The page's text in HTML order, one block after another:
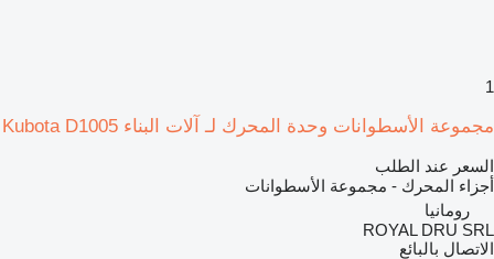
1
مجموعة الأسطوانات وحدة المحرك لـ آلات البناء Kubota D1005
السعر عند الطلب
أجزاء المحرك - مجموعة الأسطوانات
رومانيا
ROYAL DRU SRL
الاتصال بالبائع